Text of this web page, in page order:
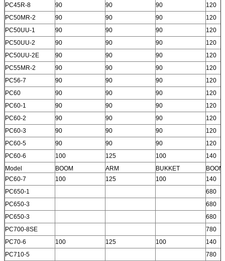
PC45R-8 90 90 90
120
PC50MR-2
90 90 90
120
PC50UU-1
90 90 90
120
PC50UU-2
90 90 90
120
PC50UU-2E
90 90 90
120
PC55MR-2
90 90 90
120
PC56-7
90 90 90
120
PC60
90 90 90
120
PC60-1
90 90 90
120
PC60-2
90 90 90
120
PC60-3
90 90 90
120
PC60-5
90 90 90
120
PC60-6
100 125 100
140
Model
BOOM ARM BUKKET
BOOM
PC60-7
100 125 100
140
PC650-1
680
PC650-3
680
PC650-3
680
PC700-8SE
780
PC70-6
100 125 100
140
PC710-5
780